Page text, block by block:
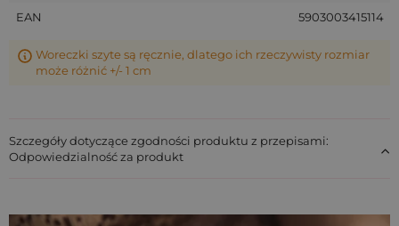
Co zmieści się w woreczku 9x12 cm?
oczekiwanego efektu wypełnienia),
EAN
5903003415114
Woreczki szyte są ręcznie, dlatego ich rzeczywisty rozmiar
może różnić +/- 1 cm
Szczegóły dotyczące zgodności produktu z przepisami:
Odpowiedzialność za produkt